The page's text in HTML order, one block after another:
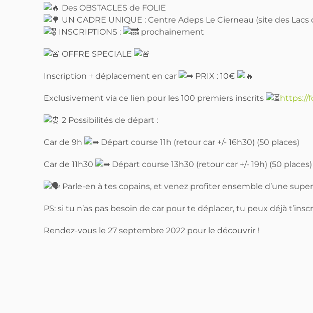
Des OBSTACLES de FOLIE
UN CADRE UNIQUE : Centre Adeps Le Cierneau (site des Lacs
INSCRIPTIONS :
prochainement
OFFRE SPECIALE
Inscription + déplacement en car PRIX : 10€
Exclusivement via ce lien pour les 100 premiers inscrits https://
2 Possibilités de départ :
Car de 9h Départ course 11h (retour car +/- 16h30) (50 places)
Car de 11h30 Départ course 13h30 (retour car +/- 19h) (50 places)
Parle-en à tes copains, et venez profiter ensemble d’une
PS: si tu n’as pas besoin de car pour te déplacer, tu peux déjà
Rendez-vous le 27 septembre 2022 pour le découvrir !